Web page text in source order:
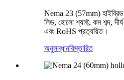
Nema 23 (57mm) হাইব্রিড
লিড, হোলো শ্যাফ্ট, কম শব্দ,
এবং RoHS প্রত্যয়িত।
অনুসন্ধানবিস্তারিত